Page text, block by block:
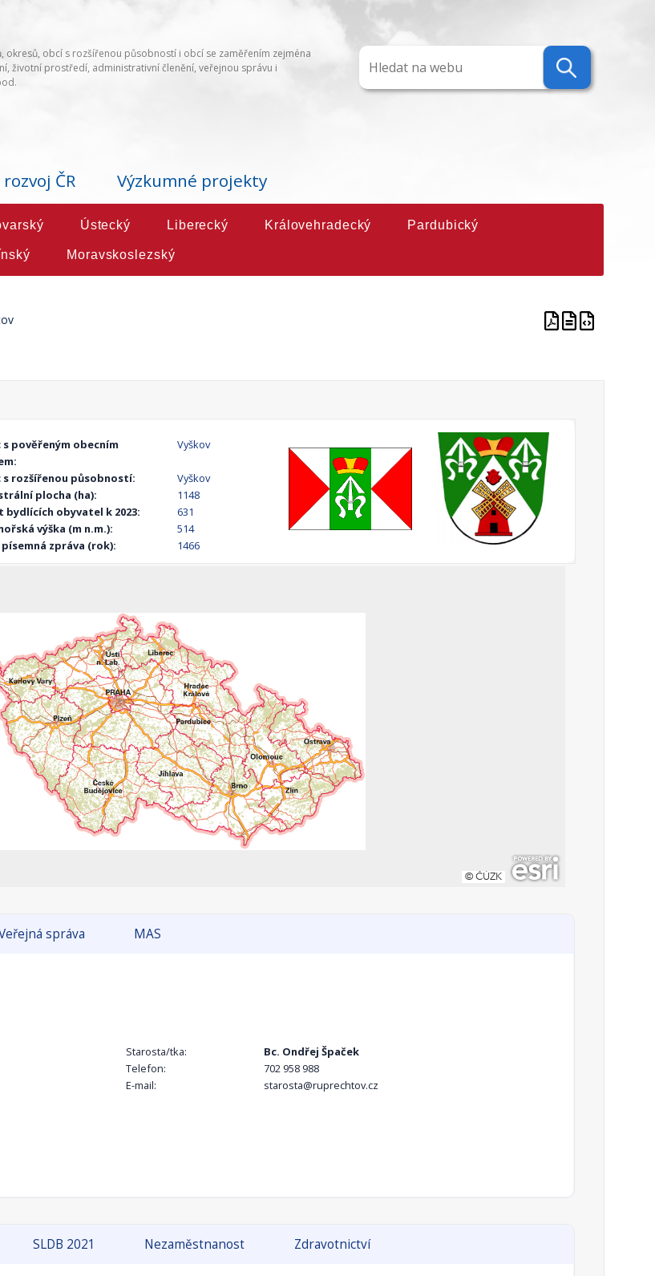
okresů, obcí s rozšířenou působností i obcí se zaměřením zejména
životní prostředí, administrativní členění, veřejnou správu i
ČR Výzkumné projekty
Ústecký Liberecký Královehradecký Pardubický
Moravskoslezský
s pověřeným obecním
Vyškov
s rozšířenou působností:
Vyškov
plocha (ha):
1148
bydlících obyvatel k 2023:
631
výška (m n.m.):
514
písemná zpráva (rok):
1466
správa MAS
Starosta/tka:
Bc. Ondřej Špaček
Telefon:
702 958 988
E-mail:
starosta@ruprechtov.cz
SLDB 2021 Nezaměstnanost Zdravotnictví